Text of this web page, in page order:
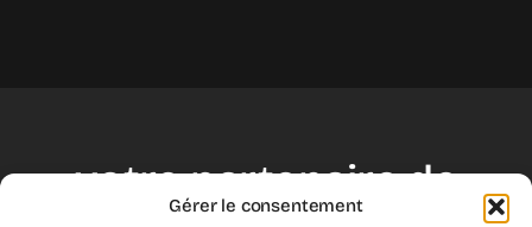
Gérer le consentement
votre partenaire de